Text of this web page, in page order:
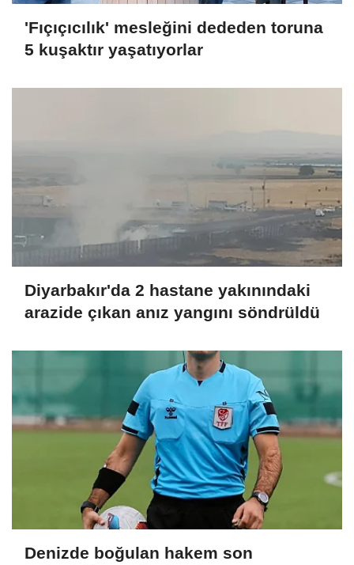
'Fıçıçıcılık' mesleğini dededen toruna
5 kuşaktır yaşatıyorlar
Diyarbakır'da 2 hastane yakınındaki
arazide çıkan anız yangını söndrüldü
Denizde boğulan hakem son